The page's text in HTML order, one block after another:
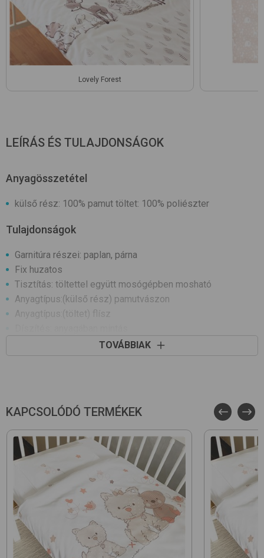
Lovely Forest
LEÍRÁS ÉS TULAJDONSÁGOK
Anyagösszetétel
külső rész: 100% pamut töltet: 100% poliészter
Tulajdonságok
Garnitúra részei: paplan, párna
Fix huzatos
Tisztítás: töltettel együtt mosógépben mosható
Anyagtípus:(külső rész) pamutvászon
Anyagtípus:(töltet) flísz
párna
Méret (cm): 36x48
A párna színe, vagy mintája a képtől eltérő lehet
TOVÁBBIAK
KAPCSOLÓDÓ TERMÉKEK